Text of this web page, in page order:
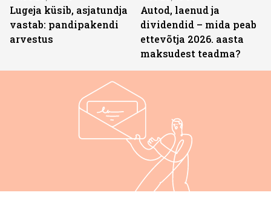
Lugeja küsib, asjatundja
vastab: pandipakendi
arvestus
Autod, laenud ja
dividendid – mida peab
ettevõtja 2026. aasta
maksudest teadma?